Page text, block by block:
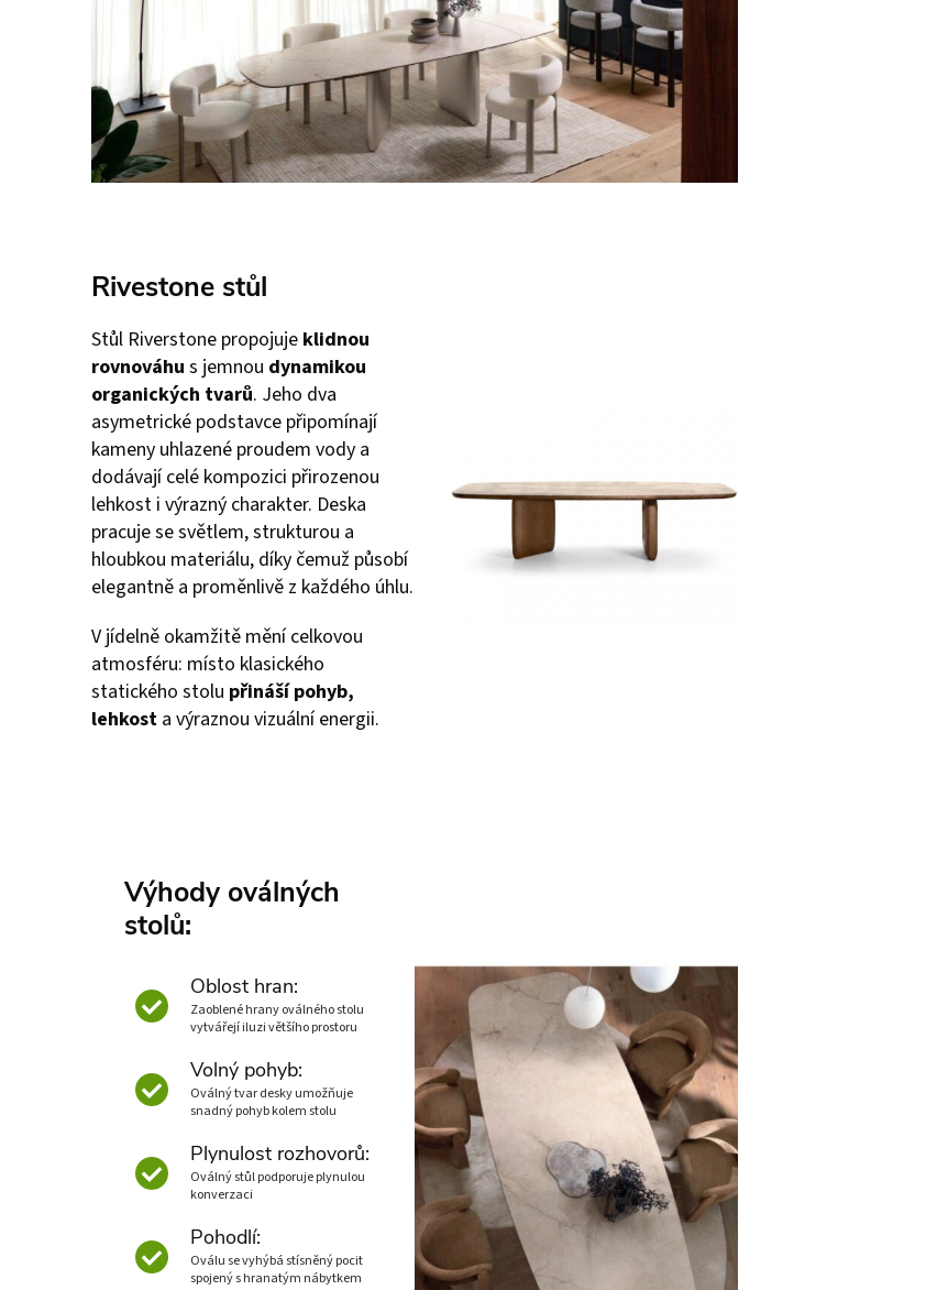
Rivestone stůl
Stůl Riverstone propojuje klidnou
rovnováhu s jemnou dynamikou
organických tvarů. Jeho dva
asymetrické podstavce připomínají
kameny uhlazené proudem vody a
dodávají celé kompozici přirozenou
lehkost i výrazný charakter. Deska
pracuje se světlem, strukturou a
hloubkou materiálu, díky čemuž působí
elegantně a proměnlivě z každého úhlu.
V jídelně okamžitě mění celkovou
atmosféru: místo klasického
statického stolu přináší pohyb,
lehkost a výraznou vizuální energii.
Výhody oválných
stolů:
Oblost hran:
Zaoblené hrany oválného stolu
vytvářejí iluzi většího prostoru
Volný pohyb:
Oválný tvar desky umožňuje
snadný pohyb kolem stolu
Plynulost rozhovorů:
Oválný stůl podporuje plynulou
konverzaci
Pohodlí:
Oválu se vyhýbá stísněný pocit
spojený s hranatým nábytkem